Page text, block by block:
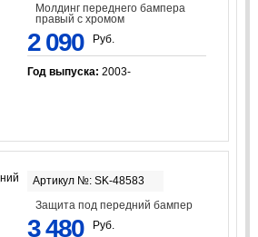
Молдинг переднего бампера
правый с хромом
2 090 Руб.
Год выпуска: 2003-
Артикул №: SK-48583
Защита под передний бампер
3 480 Руб.